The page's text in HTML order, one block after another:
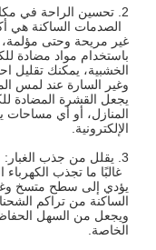
2. تحسين الراحة في مكان العمل:
الصدمات الساكنة هي
غير مريحة وحتى
باستخدام مواد مضادة
الخشبية، يمكنك تقليل
وغير السارة عند لمس
يجعل القشرة المضادة
المنازل، أو أي مساحات
الإلكترونية.
3. يقلل من جذب الغبار:
غالبًا ما تجذب
يؤدي إلى سطح متسخ
الساكنة من تراكم
ويجعل من السهل
الخاصة.